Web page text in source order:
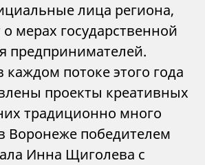
лица региона,
мерах государственной
предпринимателей.
каждом потоке этого года
проекты креативных
традиционно много
Воронеже победителем
Инна Щиголева с